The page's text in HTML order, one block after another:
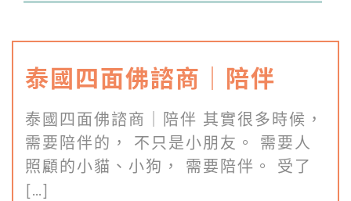
泰國四面佛諮商｜陪伴
泰國四面佛諮商｜陪伴 其實很多時候，
需要陪伴的， 不只是小朋友。 需要人
照顧的小貓、小狗， 需要陪伴。 受了
[…]